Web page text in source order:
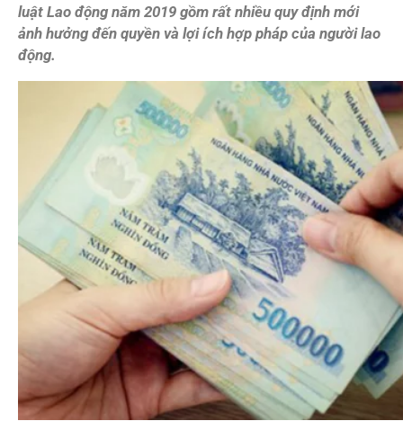
luật Lao động năm 2019 gồm rất nhiều quy định mới
ảnh hưởng đến quyền và lợi ích hợp pháp của người lao
động.